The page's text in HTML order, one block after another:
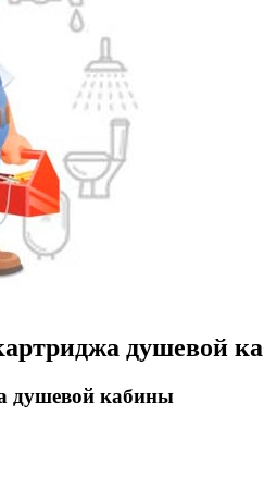
душевой
душевой кабины